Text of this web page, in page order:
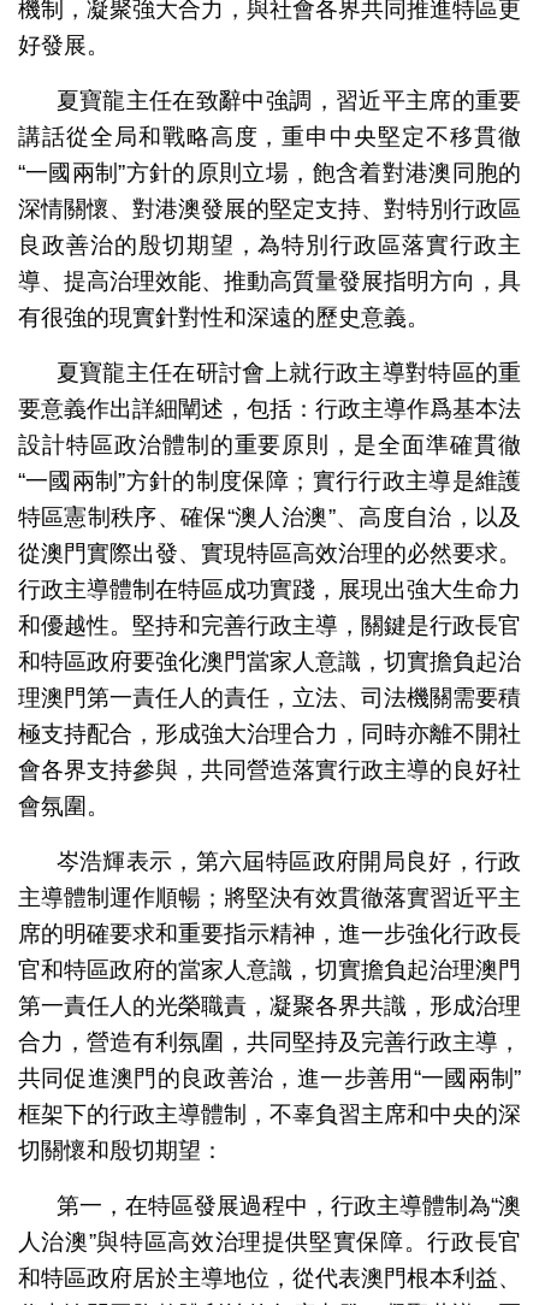
機制，凝聚強大合力，與社會各界共同推進特區更
好發展。
夏寶龍主任在致辭中強調，習近平主席的重要
講話從全局和戰略高度，重申中央堅定不移貫徹
“一國兩制”方針的原則立場，飽含着對港澳同胞的
深情關懷、對港澳發展的堅定支持、對特別行政區
良政善治的殷切期望，為特別行政區落實行政主
導、提高治理效能、推動高質量發展指明方向，具
有很強的現實針對性和深遠的歷史意義。
夏寶龍主任在研討會上就行政主導對特區的重
要意義作出詳細闡述，包括：行政主導作爲基本法
設計特區政治體制的重要原則，是全面準確貫徹
“一國兩制”方針的制度保障；實行行政主導是維護
特區憲制秩序、確保“澳人治澳”、高度自治，以及
從澳門實際出發、實現特區高效治理的必然要求。
行政主導體制在特區成功實踐，展現出強大生命力
和優越性。堅持和完善行政主導，關鍵是行政長官
和特區政府要強化澳門當家人意識，切實擔負起治
理澳門第一責任人的責任，立法、司法機關需要積
極支持配合，形成強大治理合力，同時亦離不開社
會各界支持參與，共同營造落實行政主導的良好社
會氛圍。
岑浩輝表示，第六屆特區政府開局良好，行政
主導體制運作順暢；將堅決有效貫徹落實習近平主
席的明確要求和重要指示精神，進一步強化行政長
官和特區政府的當家人意識，切實擔負起治理澳門
第一責任人的光榮職責，凝聚各界共識，形成治理
合力，營造有利氛圍，共同堅持及完善行政主導，
共同促進澳門的良政善治，進一步善用“一國兩制”
框架下的行政主導體制，不辜負習主席和中央的深
切關懷和殷切期望：
第一，在特區發展過程中，行政主導體制為“澳
人治澳”與特區高效治理提供堅實保障。行政長官
和特區政府居於主導地位，從代表澳門根本利益、